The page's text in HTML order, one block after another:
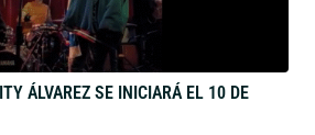
ÁLVAREZ SE INICIARÁ EL 10 DE